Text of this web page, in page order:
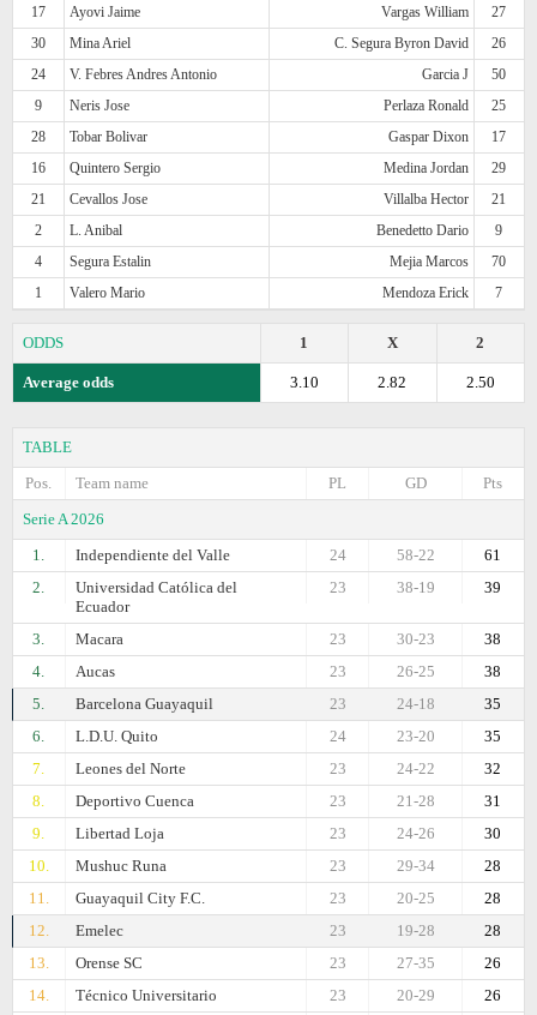
17
Ayovi Jaime Vargas William
27
30
Mina Ariel C. Segura Byron David
26
24
V. Febres Andres Antonio Garcia J
50
9
Neris Jose Perlaza Ronald
25
28
Tobar Bolivar Gaspar Dixon
17
16
Quintero Sergio Medina Jordan
29
21
Cevallos Jose Villalba Hector
21
2
L. Anibal Benedetto Dario
9
4
Segura Estalin Mejia Marcos
70
1
Valero Mario Mendoza Erick 7
ODDS 2
X
1
Average odds 2.50
2.82
3.10
TABLE
Pos.
Team name Pts
GD
PL
Serie A 2026
1.
Independiente del Valle 61
58-22
24
2.
Universidad Católica del
Ecuador
39
38-19
23
3. Macara 38
30-23
23
4.
Aucas 38
26-25
23
5.
Barcelona Guayaquil 35
24-18
23
6.
L.D.U. Quito 35
23-20
24
7.
Leones del Norte 32
24-22
23
8.
Deportivo Cuenca 31
21-28
23
9.
Libertad Loja 30
24-26
23
10.
Mushuc Runa 28
29-34
23
11.
Guayaquil City F.C. 28
20-25
23
12.
Emelec 28
19-28
23
13.
Orense SC 26
27-35
23
14.
Técnico Universitario 26
20-29
23